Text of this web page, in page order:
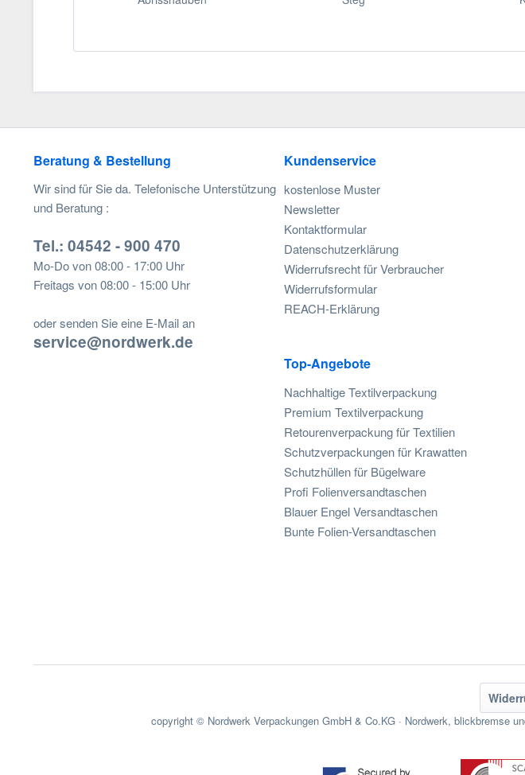
Beratung & Bestellung
Wir sind für Sie da. Telefonische Unterstützung
und Beratung :
Tel.: 04542 - 900 470
Mo-Do von 08:00 - 17:00 Uhr
Freitags von 08:00 - 15:00 Uhr
oder senden Sie eine E-Mail an
service@nordwerk.de
Kundenservice
kostenlose Muster
Newsletter
Kontaktformular
Datenschutzerklärung
Widerrufsrecht für Verbraucher
Widerrufsformular
REACH-Erklärung
Top-Angebote
Nachhaltige Textilverpackung
Premium Textilverpackung
Retourenverpackung für Textilien
Schutzverpackungen für Krawatten
Schutzhüllen für Bügelware
Profi Folienversandtaschen
Blauer Engel Versandtaschen
Bunte Folien-Versandtaschen
copyright © Nordwerk Verpackungen GmbH & Co.KG · Nordwerk, blickbremse